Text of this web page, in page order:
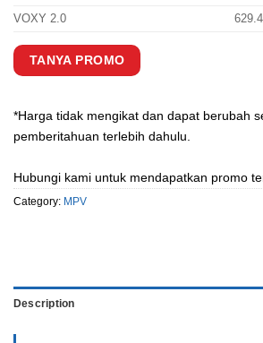
VOXY 2.0
TANYA PROMO
*Harga tidak mengikat dan dapat berubah
pemberitahuan terlebih dahulu.
Hubungi kami untuk mendapatkan promo
Category: MPV
Description